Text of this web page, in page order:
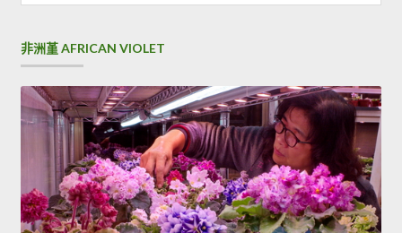
非洲堇 AFRICAN VIOLET